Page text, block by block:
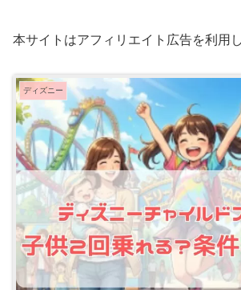
本サイトはアフィリエイト広告を利用
ディズニー